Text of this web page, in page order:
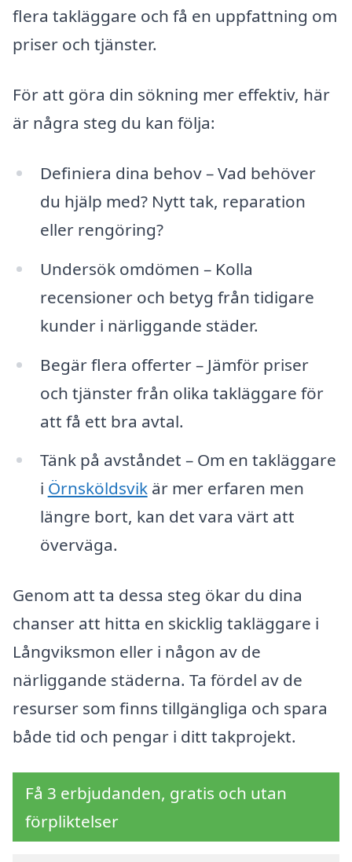
flera takläggare och få en uppfattning om
priser och tjänster.
För att göra din sökning mer effektiv, här
är några steg du kan följa:
Definiera dina behov – Vad behöver
du hjälp med? Nytt tak, reparation
eller rengöring?
Undersök omdömen – Kolla
recensioner och betyg från tidigare
kunder i närliggande städer.
Begär flera offerter – Jämför priser
och tjänster från olika takläggare för
att få ett bra avtal.
Tänk på avståndet – Om en takläggare
i Örnsköldsvikär mer erfaren men
längre bort, kan det vara värt att
överväga.
Genom att ta dessa steg ökar du dina
chanser att hitta en skicklig takläggare i
Långviksmon eller i någon av de
närliggande städerna. Ta fördel av de
resurser som finns tillgängliga och spara
både tid och pengar i ditt takprojekt.
Få 3 erbjudanden, gratis och utan
förpliktelser